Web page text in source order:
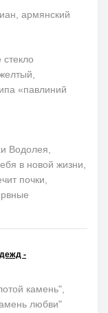
армянский
стекло
«павлиний
Водолея,
в новой жизни,
почки,
-
камень",
любви"